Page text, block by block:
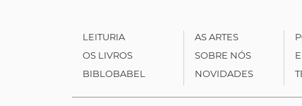
LEITURIA
OS LIVROS
BIBLOBABEL
AS ARTES
SOBRE NÓS
NOVIDADES